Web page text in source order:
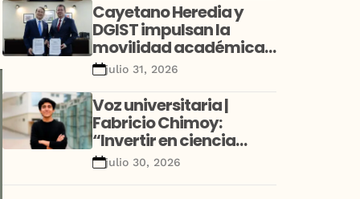
Cayetano Heredia y
DGIST impulsan la
movilidad académica
y la investigación con
alianza estratégica
entre Perú y Corea
julio 31, 2026
Voz universitaria |
Fabricio Chimoy:
“Invertir en ciencia
desde la niñez no es un
gasto educativo; es una
julio 30, 2026